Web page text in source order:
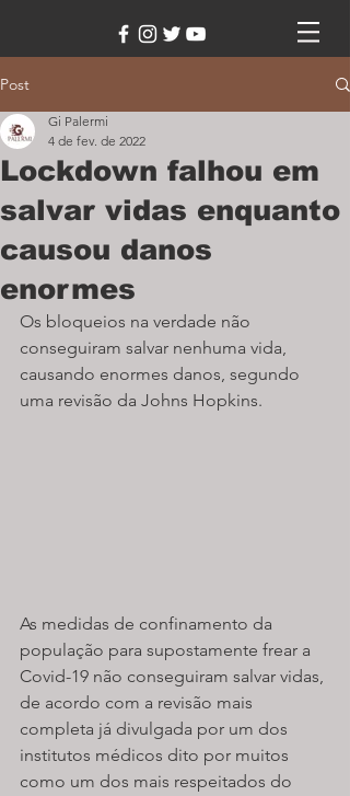
Post
Lockdown falhou em
salvar vidas enquanto
causou danos
enormes
Gi Palermi
4 de fev. de 2022
Os bloqueios na verdade não
conseguiram salvar nenhuma vida,
causando enormes danos, segundo
uma revisão da Johns Hopkins.
As medidas de confinamento da
população para supostamente frear a
Covid-19 não conseguiram salvar vidas,
de acordo com a revisão mais
completa já divulgada por um dos
institutos médicos dito por muitos
como um dos mais respeitados do